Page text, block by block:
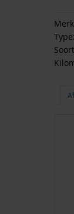
Type: